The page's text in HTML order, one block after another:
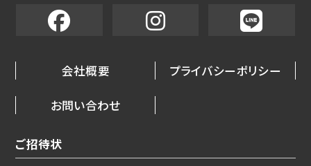
会社概要 プライバシーポリシー
お問い合わせ
ご招待状